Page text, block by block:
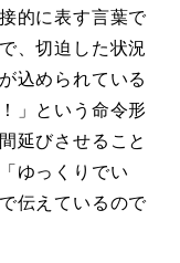
的に表す言葉で
、切迫した状況
込められている
」という命令形
延びさせること
ゆっくりでい
伝えているので